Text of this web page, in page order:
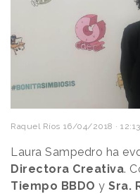
Raquel Ríos 16/04/2018 · 12:13
Laura Sampedro ha
Directora Creativa.
Tiempo BBDO y Sra.